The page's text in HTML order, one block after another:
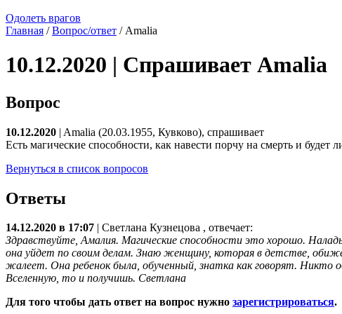
Одолеть врагов
Главная /Вопрос/ответ / Amalia
10.12.2020 | Спрашивает Amalia
Вопрос
10.12.2020 | Amalia (20.03.1955, Кувково), спрашивает
Есть магические способности, как навести порчу на смерть и
Вернуться в список вопросов
Ответы
14.12.2020 в 17:07 Светлана Кузнецова , отвечает:
Здравствуйте, Амалия. Магические способности это хорошо.
она уйдет по своим делам. Знаю женщину, которая в детстве,
жалеет. Она ребенок была, обученный, знатка как говорят.
Вселенную, то и получишь. Светлана
Для того чтобы дать ответ на вопрос нужно зарегистрироваться.